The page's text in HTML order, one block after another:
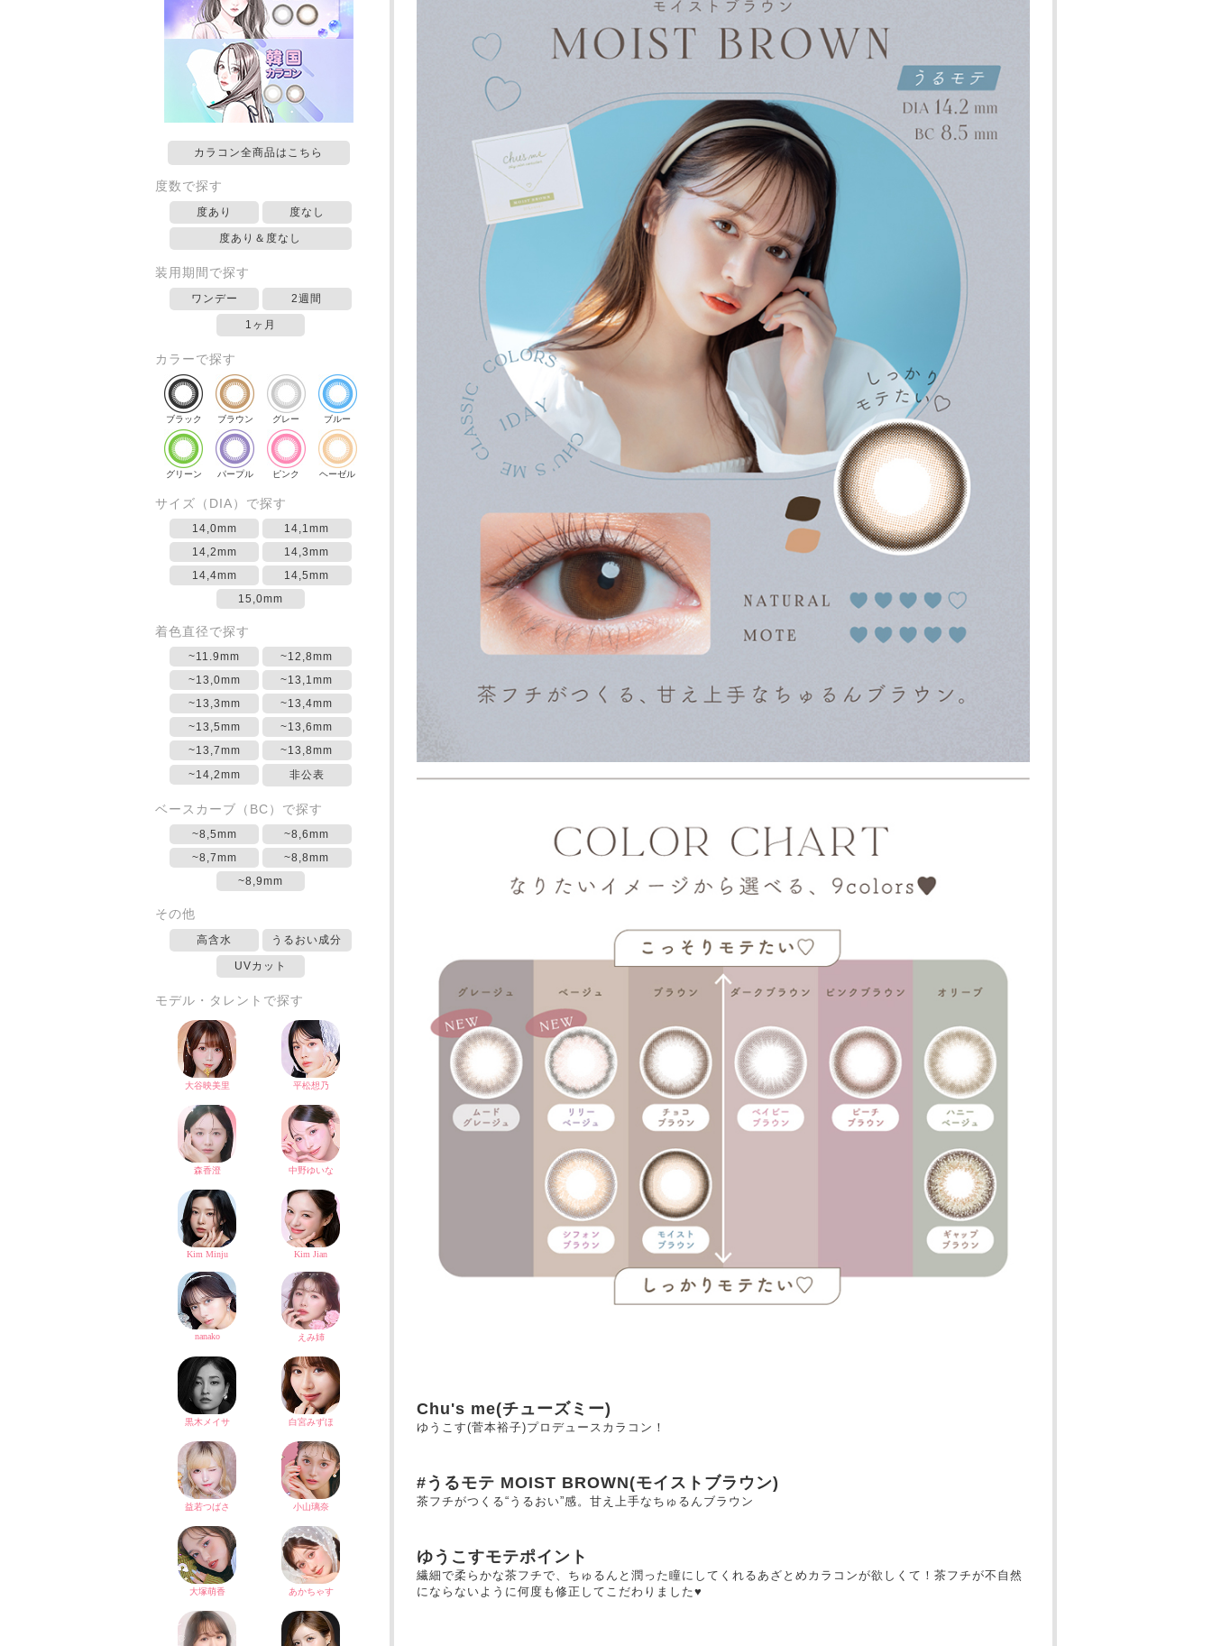
カラコン全商品はこちら
度数で探す
度あり 度なし
度あり＆度なし
装用期間で探す
ワンデー 2週間
1ヶ月
カラーで探す
ブラック ブラウン グレー ブルー
グリーン パープル ピンク ヘーゼル
サイズ（DIA）で探す
14,0mm
14,1mm
14,2mm
14,3mm
14,4mm
14,5mm
15,0mm
着色直径で探す
~11.9mm
~12,8mm
~13,0mm
~13,1mm
~13,3mm
~13,4mm
~13,5mm
~13,6mm
~13,7mm
~13,8mm
~14,2mm
非公表
ベースカーブ（BC）で探す
~8,5mm
~8,6mm
~8,7mm
~8,8mm
~8,9mm
その他
高含水 うるおい成分
UVカット
モデル・タレントで探す
Chu's me(チューズミー)
ゆうこす(菅本裕子)プロデュースカラコン！
#うるモテ MOIST BROWN(モイストブラウン)
茶フチがつくる“うるおい”感。甘え上手なちゅるんブラウン
ゆうこすモテポイント
繊細で柔らかな茶フチで、ちゅるんと潤った瞳にしてくれるあざとめカラコンが欲しくて！茶フチが不自然
にならないように何度も修正してこだわりました♥